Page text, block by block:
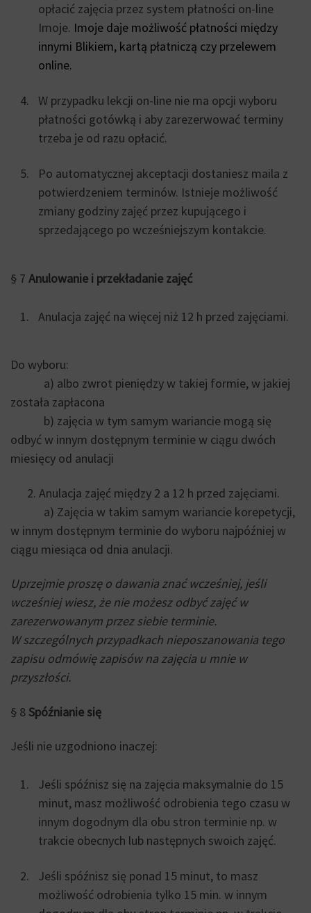
opłacić zajęcia przez system płatności on-line
Imoje. Imoje daje możliwość płatności między
innymi Blikiem, kartą płatniczą czy przelewem
online.
W przypadku lekcji on-line nie ma opcji wyboru
płatności gotówką i aby zarezerwować terminy
trzeba je od razu opłacić.
Po automatycznej akceptacji dostaniesz maila z
potwierdzeniem terminów. Istnieje możliwość
zmiany godziny zajęć przez kupującego i
sprzedającego po wcześniejszym kontakcie.
§ 7 Anulowanie i przekładanie zajęć
Anulacja zajęć na więcej niż 12 h przed zajęciami.
Do wyboru:
a) albo zwrot pieniędzy w takiej formie, w jakiej
została zapłacona
b) zajęcia w tym samym wariancie mogą się
odbyć w innym dostępnym terminie w ciągu dwóch
miesięcy od anulacji
2. Anulacja zajęć między 2 a 12 h przed zajęciami.
a) Zajęcia w takim samym wariancie korepetycji,
w innym dostępnym terminie do wyboru najpóźniej w
ciągu miesiąca od dnia anulacji.
Uprzejmie proszę o dawania znać wcześniej, jeśli
wcześniej wiesz, że nie możesz odbyć zajęć w
zarezerwowanym przez siebie terminie.
W szczególnych przypadkach nieposzanowania tego
zapisu odmówię zapisów na zajęcia u mnie w
przyszłości.
§ 8 Spóźnianie się
Jeśli nie uzgodniono inaczej:
Jeśli spóźnisz się na zajęcia maksymalnie do 15
minut, masz możliwość odrobienia tego czasu w
innym dogodnym dla obu stron terminie np. w
trakcie obecnych lub następnych swoich zajęć.
Jeśli spóźnisz się ponad 15 minut, to masz
możliwość odrobienia tylko 15 min. w innym